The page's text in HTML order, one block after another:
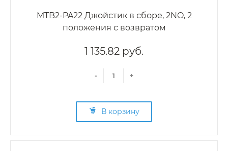
MTB2-PA22 Джойстик в сборе, 2NO, 2
положения с возвратом
1 135.82 руб.
- +
В корзину